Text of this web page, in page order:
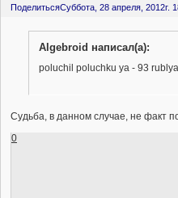
ПоделитьсяСуббота, 28 апреля, 2012г.
Algebroid написал(а):
poluchil poluchku ya - 93
Судьба, в данном случае, не факт
0